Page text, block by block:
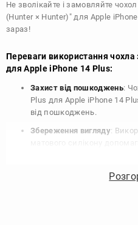
Не зволікайте і замовляйте
(Hunter × Hunter)" для Apple
зараз!
Переваги використання чохла
для Apple iPhone 14 Plus:
Захист від пошкоджень:
Plus для Apple iPhone 14
від пошкоджень.
Збереження вигляду:
Збереження цінності: